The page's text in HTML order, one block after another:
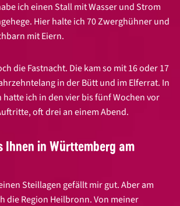
ich einen Stall mit Wasser und Strom
Hier halte ich 70 Zwerghühner und
mit Eiern.
die Fastnacht. Die kam so mit 16 oder 17
in der Bütt und im Elferrat. In
hatte ich in den vier bis fünf Wochen vor
oft drei an einem Abend.
Ihnen in Württemberg am
Steillagen gefällt mir gut. Aber am
die Region Heilbronn. Von meiner